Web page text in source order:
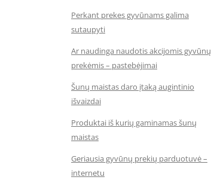
Perkant prekes gyvūnams galima
sutaupyti
Ar naudinga naudotis akcijomis gyvūnų
prekėmis – pastebėjimai
Šunų maistas daro įtaką augintinio
išvaizdai
Produktai iš kurių gaminamas šunų
maistas
Geriausia gyvūnų prekių parduotuvė –
internetu